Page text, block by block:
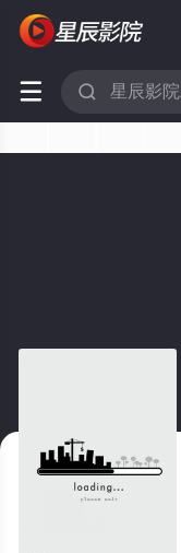
 